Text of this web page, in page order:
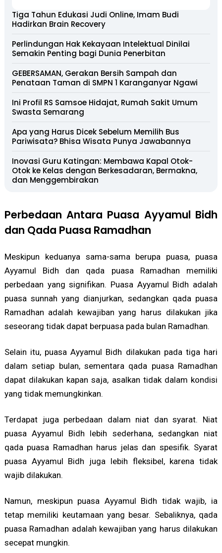
Tiga Tahun Edukasi Judi Online, Imam Budi
Hadirkan Brain Recovery
Perlindungan Hak Kekayaan Intelektual Dinilai
Semakin Penting bagi Dunia Penerbitan
GEBERSAMAN, Gerakan Bersih Sampah dan
Penataan Taman di SMPN 1 Karanganyar Ngawi
Ini Profil RS Samsoe Hidajat, Rumah Sakit Umum
Swasta Semarang
Apa yang Harus Dicek Sebelum Memilih Bus
Pariwisata? Bhisa Wisata Punya Jawabannya
Inovasi Guru Katingan: Membawa Kapal Otok-
Otok ke Kelas dengan Berkesadaran, Bermakna,
dan Menggembirakan
Perbedaan Antara Puasa Ayyamul Bidh
dan Qada Puasa Ramadhan
Meskipun keduanya sama-sama berupa puasa, puasa
Ayyamul Bidh dan qada puasa Ramadhan memiliki
perbedaan yang signifikan. Puasa Ayyamul Bidh adalah
puasa sunnah yang dianjurkan, sedangkan qada puasa
Ramadhan adalah kewajiban yang harus dilakukan jika
seseorang tidak dapat berpuasa pada bulan Ramadhan.
Selain itu, puasa Ayyamul Bidh dilakukan pada tiga hari
dalam setiap bulan, sementara qada puasa Ramadhan
dapat dilakukan kapan saja, asalkan tidak dalam kondisi
yang tidak memungkinkan.
Terdapat juga perbedaan dalam niat dan syarat. Niat
puasa Ayyamul Bidh lebih sederhana, sedangkan niat
qada puasa Ramadhan harus jelas dan spesifik. Syarat
puasa Ayyamul Bidh juga lebih fleksibel, karena tidak
wajib dilakukan.
Namun, meskipun puasa Ayyamul Bidh tidak wajib, ia
tetap memiliki keutamaan yang besar. Sebaliknya, qada
puasa Ramadhan adalah kewajiban yang harus dilakukan
secepat mungkin.